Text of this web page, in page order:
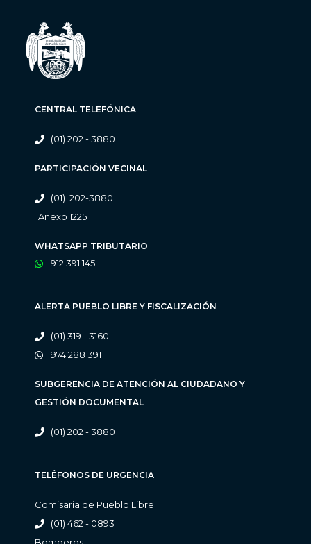
CENTRAL TELEFÓNICA
(01) 202 - 3880
PARTICIPACIÓN VECINAL
(01) 202-3880
Anexo 1225
WHATSAPP TRIBUTARIO
912 391 145
ALERTA PUEBLO LIBRE Y FISCALIZACIÓN
(01) 319 - 3160
974 288 391
SUBGERENCIA DE ATENCIÓN AL CIUDADANO Y
GESTIÓN DOCUMENTAL
(01) 202 - 3880
TELÉFONOS DE URGENCIA
Comisaria de Pueblo Libre
(01) 462 - 0893